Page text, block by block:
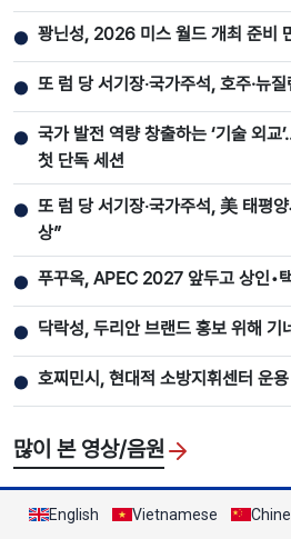
● 꽝닌성, 2026 미스 월드 개최 준비
● 또 럼 당 서기장‧국가주석, 호주·뉴
● 국가 발전 역량 창출하는 ‘기술 외
첫 단독 세션
● 또 럼 당 서기장‧국가주석, 美 태평
상”
● 푸꾸옥, APEC 2027 앞두고 상인•
● 닥락성, 두리안 브랜드 홍보 위해 기
● 호찌민시, 현대적 소방지휘센터 운용
많이 본 영상/음원
English Vietnamese